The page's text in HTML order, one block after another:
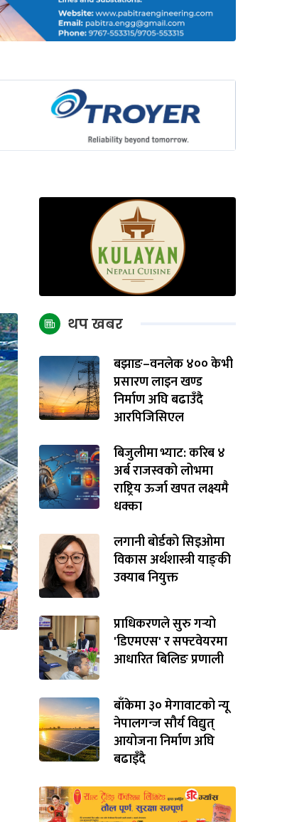
थप खबर
बझाङ–वनलेक ४०० केभी
प्रसारण लाइन खण्ड
निर्माण अघि बढाउँदै
आरपिजिसिएल
बिजुलीमा भ्याट: करिब ४
अर्ब राजस्वको लोभमा
राष्ट्रिय ऊर्जा खपत लक्ष्यमै
धक्का
लगानी बोर्डको सिइओमा
विकास अर्थशास्त्री याङ्‌की
उक्याब नियुक्त
प्राधिकरणले सुरु गर्‍यो
'डिएमएस' र सफ्टवेयरमा
आधारित बिलिङ प्रणाली
बाँकेमा ३० मेगावाटको न्यू
नेपालगन्ज सौर्य विद्युत्
आयोजना निर्माण अघि
बढाइँदै